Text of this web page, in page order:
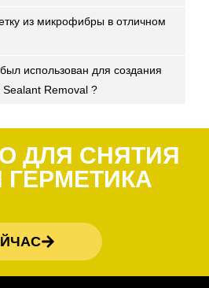
из микрофибры в отличном
использован для создания
Removal ?
ДЛЯ СНЯТИЯ
ГЕРМЕТИКА